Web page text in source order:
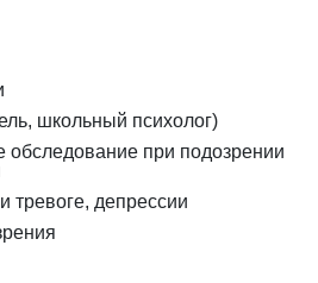
школьный психолог)
обследование при подозрении
тревоге, депрессии